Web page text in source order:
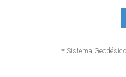
* Sistema